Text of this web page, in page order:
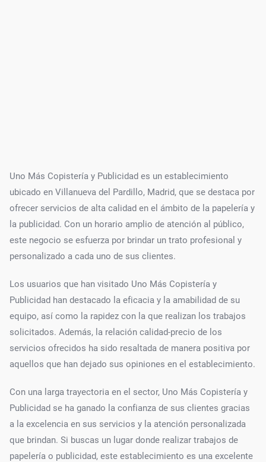
Uno Más Copistería y Publicidad es un establecimiento
ubicado en Villanueva del Pardillo, Madrid, que se destaca por
ofrecer servicios de alta calidad en el ámbito de la papelería y
la publicidad. Con un horario amplio de atención al público,
este negocio se esfuerza por brindar un trato profesional y
personalizado a cada uno de sus clientes.
Los usuarios que han visitado Uno Más Copistería y
Publicidad han destacado la eficacia y la amabilidad de su
equipo, así como la rapidez con la que realizan los trabajos
solicitados. Además, la relación calidad-precio de los
servicios ofrecidos ha sido resaltada de manera positiva por
aquellos que han dejado sus opiniones en el establecimiento.
Con una larga trayectoria en el sector, Uno Más Copistería y
Publicidad se ha ganado la confianza de sus clientes gracias
a la excelencia en sus servicios y la atención personalizada
que brindan. Si buscas un lugar donde realizar trabajos de
papelería o publicidad, este establecimiento es una excelente